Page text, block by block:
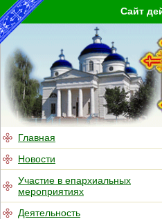
Сайт
Главная
Новости
Участие в епархиальных
мероприятиях
Деятельность